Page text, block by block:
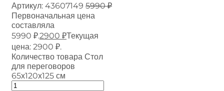
Артикул: 43607149 5990₽
Первоначальная цена
составляла
5990 ₽.2900 ₽Текущая
цена: 2900 ₽.
Количество товара Стол
для переговоров
65х120х125 см